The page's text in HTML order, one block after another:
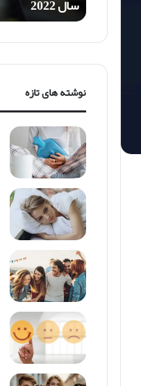
ل
E
i
l
y
)
|
ا
م
ی
ل
ی
م
ح
ص
و
ل
س
ا
ل
2
0
سال 2022
نوشته های تازه